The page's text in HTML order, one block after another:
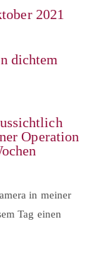
2021
dichtem
Operation
in meiner
Tag einen